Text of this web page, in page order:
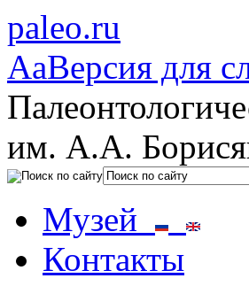
paleo.ru
AaВерсия для
им. А.А.
Музей
Контакты